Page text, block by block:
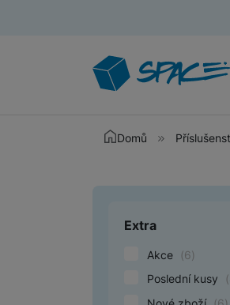
Akce a výprodej
Televize
Audio
Domácí spotřebiče
Domů
Extra
Akce (6)
Poslední kusy
(